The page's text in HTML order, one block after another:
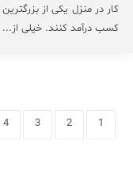
کار در منزل یکی از
کسب درآمد کنند. خیلی از...
1
2
3
4